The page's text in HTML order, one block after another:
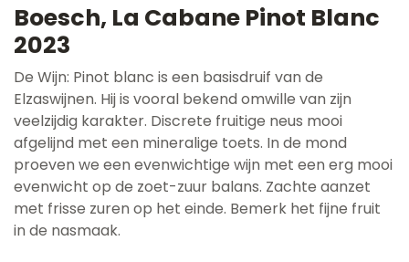
Boesch, La Cabane Pinot Blanc
2023
De Wijn: Pinot blanc is een basisdruif van de
Elzaswijnen. Hij is vooral bekend omwille van zijn
veelzijdig karakter. Discrete fruitige neus mooi
afgelijnd met een mineralige toets. In de mond
proeven we een evenwichtige wijn met een erg mooi
evenwicht op de zoet-zuur balans. Zachte aanzet
met frisse zuren op het einde. Bemerk het fijne fruit
in de nasmaak.